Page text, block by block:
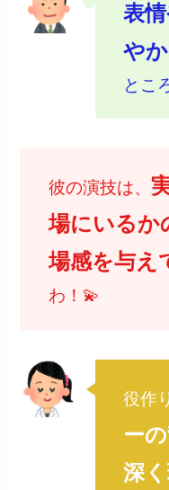
表
や
とこ
彼の演技は、
場にいるか
場感を与え
わ！💫
役作
ー
深